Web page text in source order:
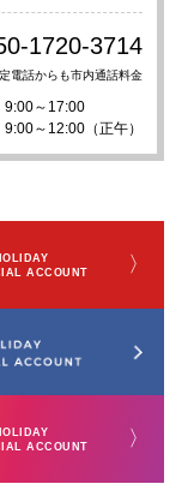
1720-3714
電話からも市内通話料金
9:00～17:00
9:00～12:00（正午）
ACCOUNT
〉
ACCOUNT
〉